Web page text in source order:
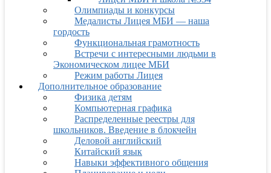
Олимпиады и конкурсы
Медалисты Лицея МБИ — наша
гордость
Функциональная грамотность
Встречи с интересными людьми в
Экономическом лицее МБИ
Режим работы Лицея
Дополнительное образование
Физика детям
Компьютерная графика
Распределенные реестры для
школьников. Введение в блокчейн
Деловой английский
Китайский язык
Навыки эффективного общения